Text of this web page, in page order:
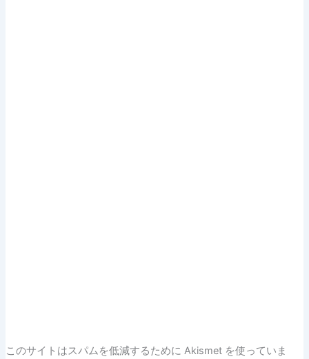
このサイトはスパムを低減するために Akismet を使っていま